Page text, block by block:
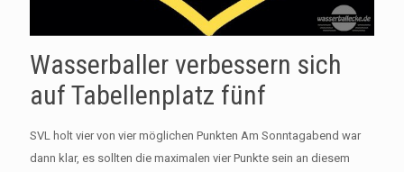
Wasserballer verbessern sich
auf Tabellenplatz fünf
SVL holt vier von vier möglichen Punkten Am Sonntagabend war
dann klar, es sollten die maximalen vier Punkte sein an diesem